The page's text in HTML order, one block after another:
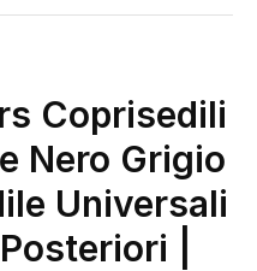
Coprisedili
Nero Grigio
Universali
|